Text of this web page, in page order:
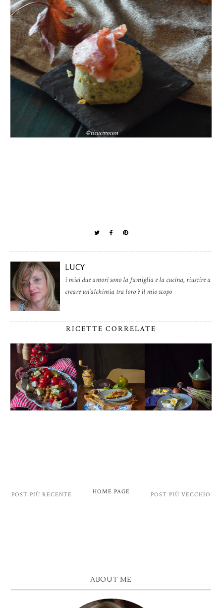
LUCY
i miei due amori sono la famiglia e la cucina, riuscire a
creare un'alchimia tra loro è il mio scopo
RICETTE CORRELATE
POST PIÙ RECENTE POST PIÙ VECCHIO
HOME PAGE
ABOUT ME